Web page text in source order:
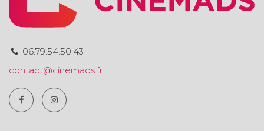
06.79.54.50.43
contact@cinemads.fr